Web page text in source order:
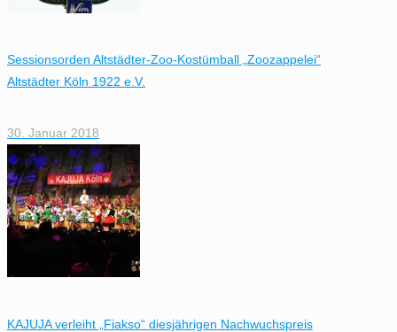
Sessionsorden Altstädter-Zoo-Kostümball „Zoozappelei“
Altstädter Köln 1922 e.V.
30. Januar 2018
KAJUJA verleiht „Fiakso“ diesjährigen Nachwuchspreis